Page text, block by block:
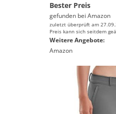
Bester Preis
gefunden bei Amazon
zuletzt überprüft am
Preis kann sich seitdem
Weitere Angebote:
Amazon